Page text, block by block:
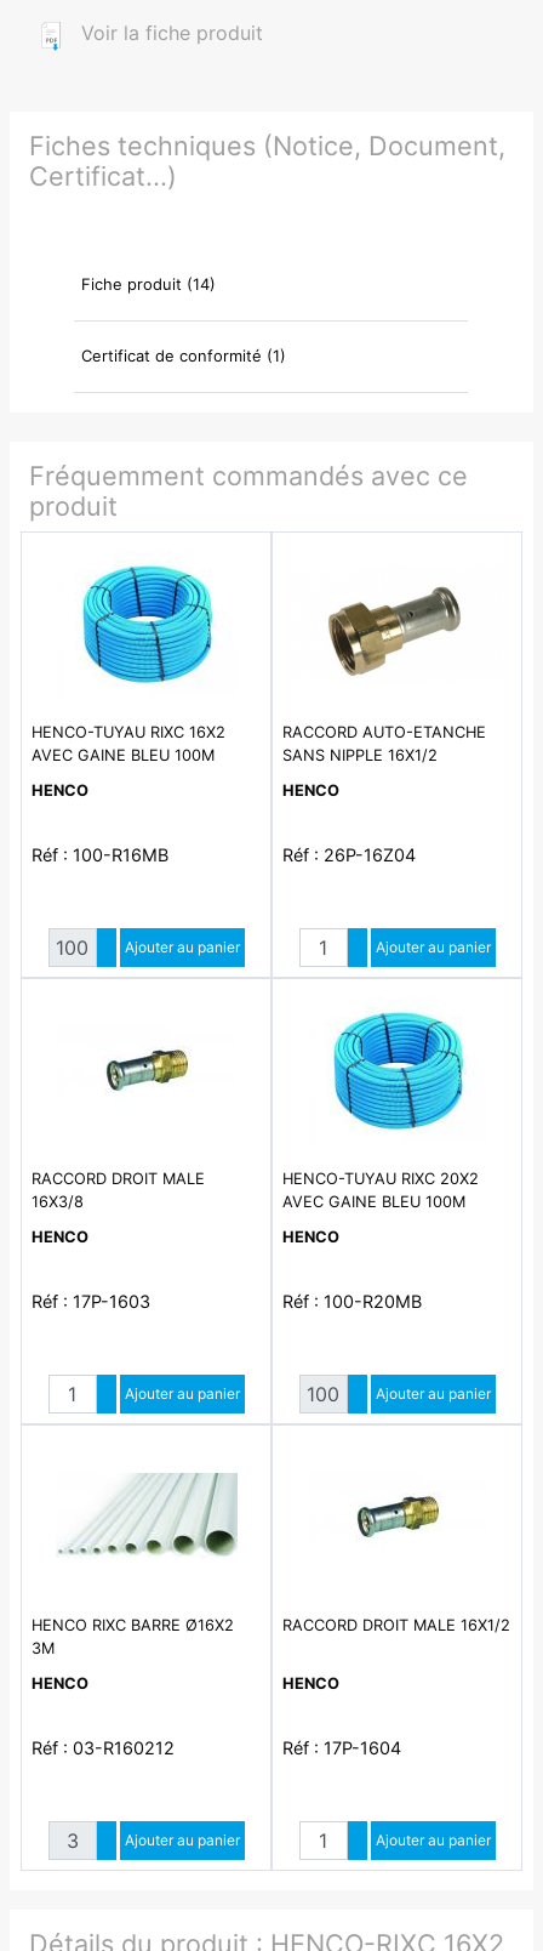
Voir la fiche produit
Fiches techniques (Notice, Document,
Certificat...)
Fiche produit (14)
Certificat de conformité (1)
Fréquemment commandés avec ce
produit
HENCO-TUYAU RIXC 16X2
AVEC GAINE BLEU 100M
HENCO
Réf : 100-R16MB
Quantité
Augmenter quantité
Diminuer quantité
Ajouter au panier
RACCORD AUTO-ETANCHE
SANS NIPPLE 16X1/2
HENCO
Réf : 26P-16Z04
Quantité
Augmenter quantité
Diminuer quantité
Ajouter au panier
RACCORD DROIT MALE
16X3/8
HENCO
Réf : 17P-1603
Quantité
Augmenter quantité
Diminuer quantité
Ajouter au panier
HENCO-TUYAU RIXC 20X2
AVEC GAINE BLEU 100M
HENCO
Réf : 100-R20MB
Quantité
Augmenter quantité
Diminuer quantité
Ajouter au panier
HENCO RIXC BARRE Ø16X2
3M
HENCO
Réf : 03-R160212
Quantité
Augmenter quantité
Diminuer quantité
Ajouter au panier
RACCORD DROIT MALE 16X1/2
HENCO
Réf : 17P-1604
Quantité
Augmenter quantité
Diminuer quantité
Ajouter au panier
Détails du produit : HENCO-RIXC 16X2